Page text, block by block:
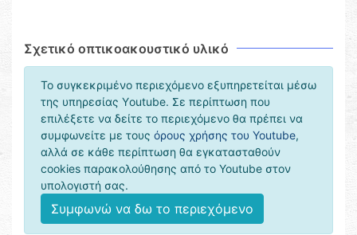
Σχετικό οπτικοακουστικό υλικό
Το συγκεκριμένο περιεχόμενο εξυπηρετείται μέσω
της υπηρεσίας Υoutube. Σε περίπτωση που
επιλέξετε να δείτε το περιεχόμενο θα πρέπει να
συμφωνείτε με τους όρους χρήσης του Youtube,
αλλά σε κάθε περίπτωση θα εγκατασταθούν
cookies παρακολούθησης από το Youtube στον
υπολογιστή σας.
Συμφωνώ να δω το περιεχόμενο